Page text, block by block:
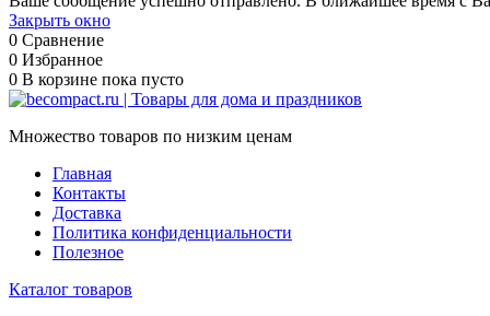
Закрыть окно
0 Сравнение
0 Избранное
0 В корзине пока пусто
Множество товаров по низким ценам
Главная
Контакты
Доставка
Политика конфиденциальности
Полезное
Каталог товаров